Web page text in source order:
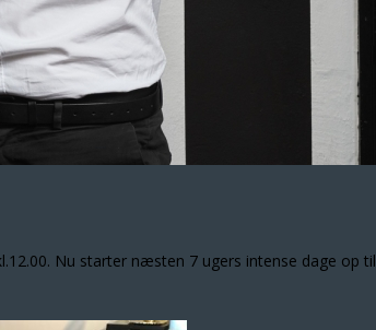
Nu starter næsten 7 ugers intense dage op til